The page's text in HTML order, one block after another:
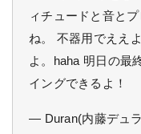
ィチュードと音と
ね。 不器用でええ
よ。haha 明日の最
イングできるよ！
— Duran(内藤デュ